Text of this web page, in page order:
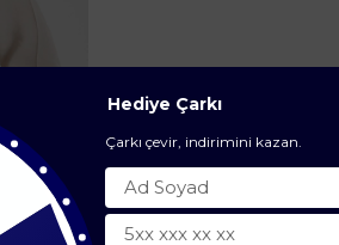
200TL
Hediye Çarkı
Çarkı çevir, indirimini kazan.